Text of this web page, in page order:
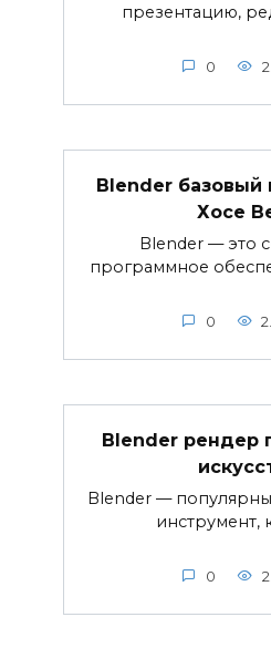
презентацию,
0
Blender базовый
Хосе
Blender — это
программное
0
Blender рендер
Blender —
инструмент,
0